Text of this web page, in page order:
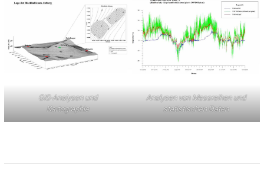
GIS-Analysen und
Kartographie
Analysen von Messreihen und
statistischen Daten